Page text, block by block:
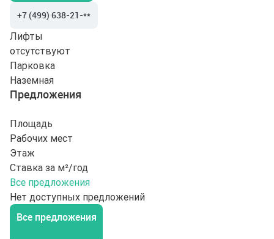
+7 (499) 638-21-**
Лифты
отсутствуют
Парковка
Наземная
Предложения
Площадь
Рабочих мест
Этаж
Ставка за м²/год
Все предложения
Нет доступных предложений
Все предложения